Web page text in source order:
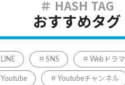
おすすめタグ
LINE SNS Webドラマ
Youtube Youtubeチャンネル